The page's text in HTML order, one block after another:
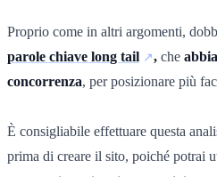
Proprio come in altri argomenti,
parole chiave long tail
, che
concorrenza, per posizionare più
È consigliabile effettuare questa
prima di creare il sito, poiché potrai